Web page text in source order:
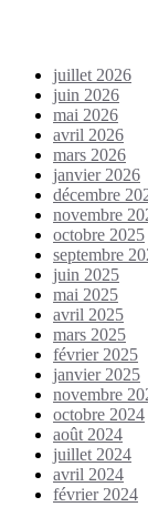
juillet 2026
juin 2026
mai 2026
avril 2026
mars 2026
janvier 2026
décembre
novembre
octobre 2025
septembre
juin 2025
mai 2025
avril 2025
mars 2025
février 2025
janvier 2025
novembre
octobre 2024
août 2024
juillet 2024
avril 2024
février 2024